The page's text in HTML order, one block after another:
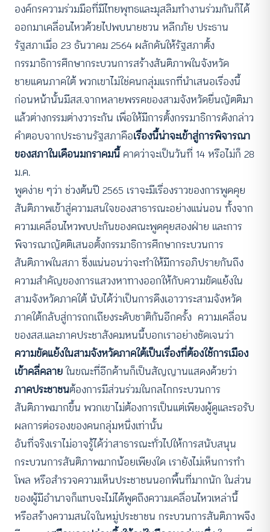
องค์กรความร่วมมือที่มีไทยพุทธและมุสลิมทำงานร่วมกันก็ได้
ออกมาเคลื่อนไหวด้วยไปพบนายชวน หลีกภัย ประธาน
รัฐสภาเมื่อ 23 ธันวาคม 2564 ผลักดันให้รัฐสภาตั้ง
กรรมาธิการศึกษากระบวนการสร้างสันติภาพในจังหวัด
ชายแดนภาคใต้ พวกเขาไม่ใช่คนกลุ่มแรกที่นำเสนอเรื่องนี้
ก่อนหน้านั้นมีสส.จากหลายพรรคของสามจังหวัดยื่นญัตติมา
แล้วต่างกรรมต่างวาระกัน เพื่อให้มีการตั้งกรรมาธิการดังกล่าว
คำตอบจากประธานรัฐสภาคือเรื่องนี้น่าจะเข้าสู่การพิจารณา
ของสภาในเดือนมกราคมนี้ คาดว่าจะเป็นวันที่ 14 หรือไม่ก็ 28
ม.ค.
พูดง่าย ๆว่า ช่วงต้นปี 2565 เราจะมีเรื่องราวของการพูดคุย
สันติภาพเข้าสู่ความสนใจของสาธารณะอย่างแน่นอน ทั้งจาก
ความเคลื่อนไหวพบปะกันของคณะพูดคุยสองฝ่าย และการ
พิจารณาญัตติเสนอตั้งกรรมาธิการศึกษากระบวนการ
สันติภาพในสภา ซึ่งแน่นอนว่าจะทำให้มีการอภิปรายกันถึง
ความสำคัญของการแสวงหาทางออกให้กับความขัดแย้งใน
สามจังหวัดภาคใต้ นับได้ว่าเป็นการดึงเอาวาระสามจังหวัด
ภาคใต้กลับสู่การถกเถียงระดับชาติกันอีกครั้ง ความเคลื่อน
ของสส.และภาคประชาสังคมหนนี้บอกเราอย่างชัดเจนว่า
ความขัดแย้งในสามจังหวัดภาคใต้เป็นเรื่องที่ต้องใช้การเมือง
เข้าคลี่คลายในขณะที่อีกด้านก็เป็นสัญญานแสดงด้วยว่า
ภาคประชาชนต้องการมีส่วนร่วมในกลไกกระบวนการ
สันติภาพมากขึ้น พวกเขาไม่ต้องการเป็นแต่เพียงผู้ดูและรอรับ
ผลการต่อรองของคนกลุ่มหนึ่งเท่านั้น
อันที่จริงเราไม่อาจรู้ได้ว่าสาธารณะทั่วไปให้การสนับสนุน
กระบวนการสันติภาพมากน้อยเพียงใด เรายังไม่เห็นการทำ
โพล หรือสำรวจความเห็นประชาชนนอกพื้นที่มากนัก ในส่วน
ของผู้มีอำนาจก็แทบจะไม่ได้พูดถึงความเคลื่อนไหวเหล่านี้
หรือสร้างความสนใจในหมู่ประชาชน กระบวนการสันติภาพจึง